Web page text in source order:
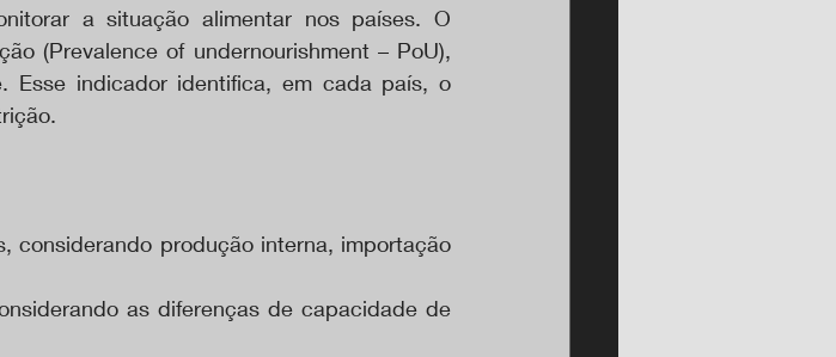
a situação alimentar nos países. O
(Prevalence of undernourishment – PoU),
Esse indicador identifica, em cada país, o
considerando produção interna, importação
as diferenças de capacidade de